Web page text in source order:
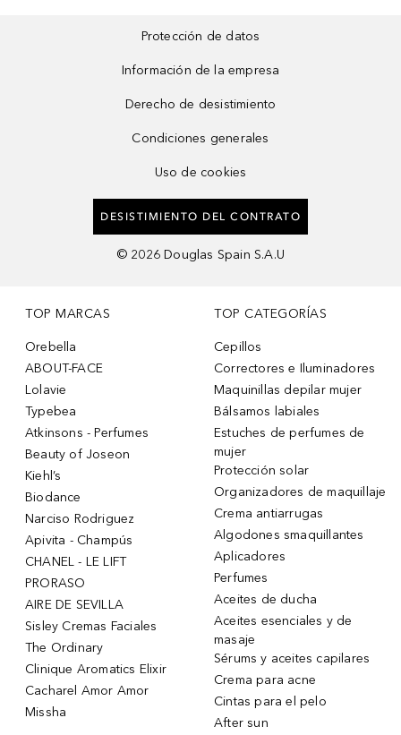
Protección de datos
Información de la empresa
Derecho de desistimiento
Condiciones generales
Uso de cookies
DESISTIMIENTO DEL CONTRATO
© 2026 Douglas Spain S.A.U
TOP MARCAS
Orebella
ABOUT-FACE
Lolavie
Typebea
Atkinsons - Perfumes
Beauty of Joseon
Kiehl’s
Biodance
Narciso Rodriguez
Apivita - Champús
CHANEL - LE LIFT
PRORASO
AIRE DE SEVILLA
Sisley Cremas Faciales
The Ordinary
Clinique Aromatics Elixir
Cacharel Amor Amor
Missha
TOP CATEGORÍAS
Cepillos
Correctores e Iluminadores
Maquinillas depilar mujer
Bálsamos labiales
Estuches de perfumes de
mujer
Protección solar
Organizadores de maquillaje
Crema antiarrugas
Algodones smaquillantes
Aplicadores
Perfumes
Aceites de ducha
Aceites esenciales y de
masaje
Sérums y aceites capilares
Crema para acne
Cintas para el pelo
After sun